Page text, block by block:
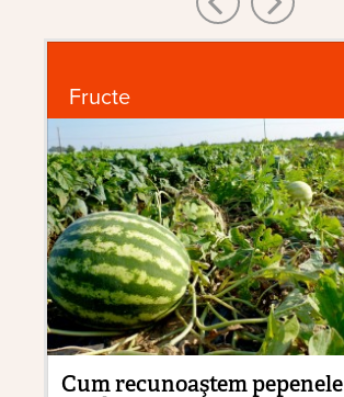
Fructe
Cum recunoaştem pepenele